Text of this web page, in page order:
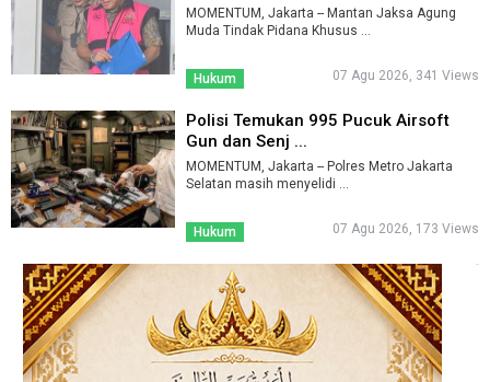
MOMENTUM, Jakarta -- Mantan Jaksa Agung
Muda Tindak Pidana Khusus ...
Hukum 07 Agu 2026, 341 Views
Polisi Temukan 995 Pucuk Airsoft
Gun dan Senj ...
MOMENTUM, Jakarta -- Polres Metro Jakarta
Selatan masih menyelidi ...
Hukum 07 Agu 2026, 173 Views